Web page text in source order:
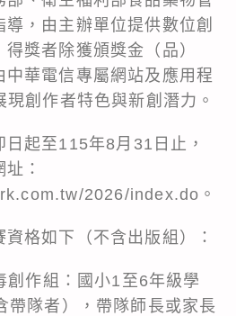
，由主辦單位提供數位創
獎者除獲頒獎金（品）
中華電信專屬網站及應用程
創作者特色與新創潛力。
起至115年8月31日止，
：
2026/index.do。
格如下（不含出版組）：
創作組：國小1至6年級學
帶隊者），帶隊師長或家長